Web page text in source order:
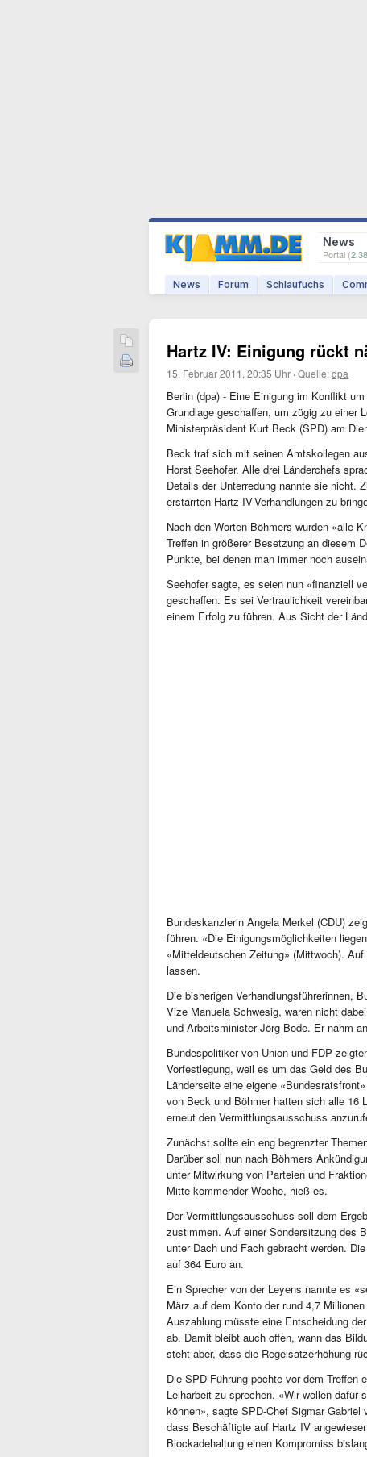
News
Portal (
News Forum Schlaufuchs
Hartz IV: Einigung rückt
15. Februar 2011, 20:35 Uhr ·Quelle:dpa
Berlin (dpa) - Eine Einigung im Konflikt
Grundlage geschaffen, um zügig zu einer
Ministerpräsident Kurt Beck (SPD) am
Beck traf sich mit seinen Amtskollegen
Horst Seehofer. Alle drei Länderchefs
Details der Unterredung nannte sie nicht.
erstarrten Hartz-IV-Verhandlungen zu
Nach den Worten Böhmers wurden «alle
Treffen in größerer Besetzung an diesem
Punkte, bei denen man immer noch
Seehofer sagte, es seien nun «finanziell
geschaffen. Es sei Vertraulichkeit
einem Erfolg zu führen. Aus Sicht der
Bundeskanzlerin Angela Merkel (CDU)
führen. «Die Einigungsmöglichkeiten
«Mitteldeutschen Zeitung» (Mittwoch).
lassen.
Die bisherigen Verhandlungsführerinnen,
Vize Manuela Schwesig, waren nicht
und Arbeitsminister Jörg Bode. Er nahm
Bundespolitiker von Union und FDP
Vorfestlegung, weil es um das Geld des
Länderseite eine eigene
von Beck und Böhmer hatten sich alle 16
erneut den Vermittlungsausschuss
Zunächst sollte ein eng begrenzter
Darüber soll nun nach Böhmers
unter Mitwirkung von Parteien und
Mitte kommender Woche, hieß es.
Der Vermittlungsausschuss soll dem
zustimmen. Auf einer Sondersitzung des
unter Dach und Fach gebracht werden.
auf 364 Euro an.
Ein Sprecher von der Leyens nannte es
März auf dem Konto der rund 4,7
Auszahlung müsste eine Entscheidung
ab. Damit bleibt auch offen, wann das
steht aber, dass die Regelsatzerhöhung
Die SPD-Führung pochte vor dem Treffen
Leiharbeit zu sprechen. «Wir wollen dafür
können», sagte SPD-Chef Sigmar
dass Beschäftigte auf Hartz IV
Blockadehaltung einen Kompromiss